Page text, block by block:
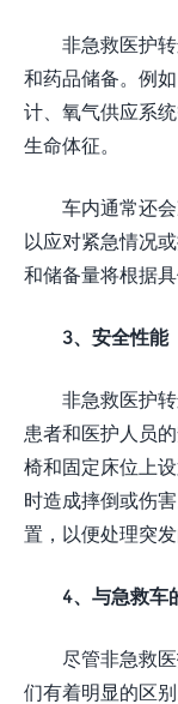
非急救医护
和药品储备。例
计、氧气供应系
生命体征。
车内通常还
以应对紧急情况
和储备量将根据
3、安全性能
非急救医护
患者和医护人员
椅和固定床位上
时造成摔倒或伤
置，以便处理突发
4、与急救车
尽管非急救
们有着明显的区